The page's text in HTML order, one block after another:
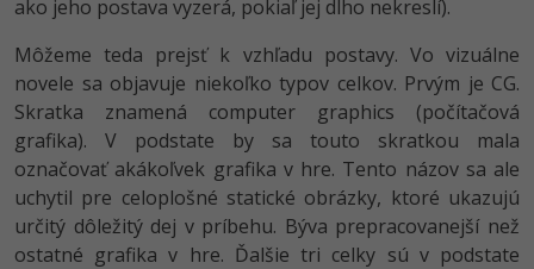
ako jeho postava vyzerá, pokiaľ jej dlho nekreslí).
Môžeme teda prejsť k vzhľadu postavy. Vo vizuálne
novele sa objavuje niekoľko typov celkov. Prvým je CG.
Skratka znamená computer graphics (počítačová
grafika). V podstate by sa touto skratkou mala
označovať akákoľvek grafika v hre. Tento názov sa ale
uchytil pre celoplošné statické obrázky, ktoré ukazujú
určitý dôležitý dej v príbehu. Býva prepracovanejší než
ostatné grafika v hre. Ďalšie tri celky sú v podstate